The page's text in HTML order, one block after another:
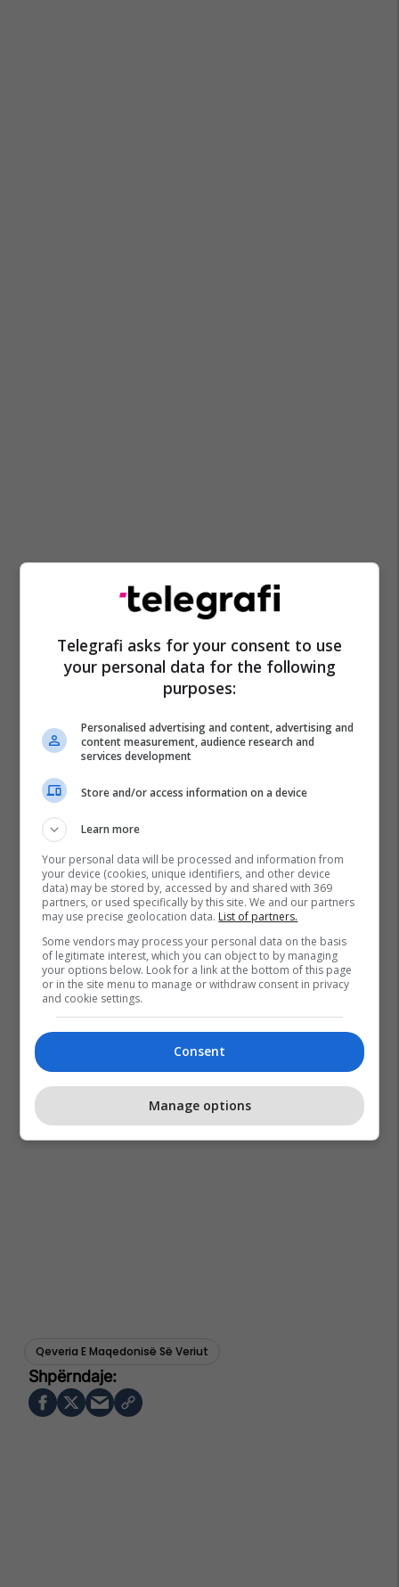
Qeveria E Maqedonisë Së Veriut
Telegrafi asks for your consent to use
your personal data for the following
purposes:
Personalised advertising and content, advertising and
content measurement, audience research and
services development
Store and/or access information on a device
Learn more
Your personal data will be processed and information from
your device (cookies, unique identifiers, and other device
data) may be stored by, accessed by and shared with 369
partners, or used specifically by this site. We and our partners
may use precise geolocation data. List of partners.
Some vendors may process your personal data on the basis
of legitimate interest, which you can object to by managing
your options below. Look for a link at the bottom of this page
or in the site menu to manage or withdraw consent in privacy
and cookie settings.
Consent
Manage options